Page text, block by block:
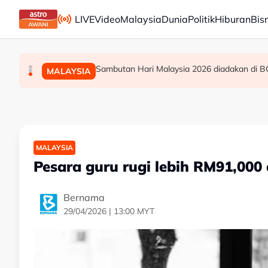
Skip to main content
LIVEVideoMalaysiaDuniaPolitikHiburan
POLITIK PRN: PH Melaka terbuka kerjasama politik,
DUNIA Kebakaran hutan: Semua laluan masuk ke
MALAYSIA Sambutan Hari Malaysia 2026 diadakan di
MALAYSIA
Pesara guru rugi lebih
Bernama
29/04/2026 | 13:00 MYT